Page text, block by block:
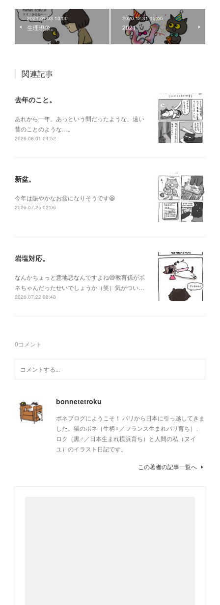
2021.01.03 10:00
生理現象。
2020.12.31 15:00
2021。
関連記事
去年のこと。
あれから一年。あっという間だったような、遠い
昔のことのような…。
2026.08.01 04:52
新盆。
今年は賑やかなお盆になりそうです😆
2026.07.25 02:06
岩塩対応。
なんかちょっと意地悪なんですよね😅教育係がボ
ネちゃんだったせいでしょうか（笑）気がつい…
2026.07.22 08:48
0コメント
bonnetetroku
ボネブログにようこそ！ パリから日本に引っ越してきま
した。猫のボネ（牛柄♀／フランス生まれパリ育ち）、
ロク（黒♂／日本生まれ横浜育ち）と人間の私（ヌイ
ユ）のイラスト日記です。
この著者の記事一覧へ